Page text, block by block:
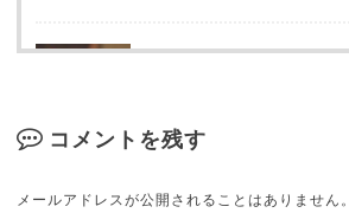
コメントを残す
メールアドレスが公開されることはありません。